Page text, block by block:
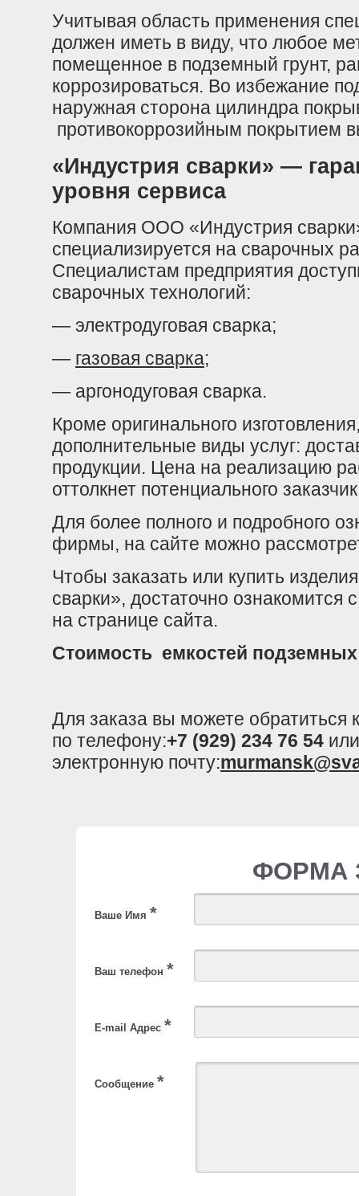
Учитывая область применения
должен иметь в виду, что любое
помещенное в подземный грунт,
коррозироваться. Во избежание
наружная сторона цилиндра
противокоррозийным покрытием
«Индустрия сварки» —
уровня сервиса
Компания ООО «Индустрия
специализируется на сварочных
Специалистам предприятия
сварочных технологий:
— электродуговая сварка;
— газовая сварка;
— аргонодуговая сварка.
Кроме оригинального
дополнительные виды услуг:
продукции. Цена на реализацию
оттолкнет потенциального
Для более полного и подробного
фирмы, на сайте можно
Чтобы заказать или купить
сварки», достаточно ознакомится
на странице сайта.
Стоимость емкостей
Для заказа вы можете
по телефону:+7 (929) 234 76 54
электронную почту:
ФОРМА
Ваше Имя *
Ваш телефон *
E-mail Адрес *
Сообщение *